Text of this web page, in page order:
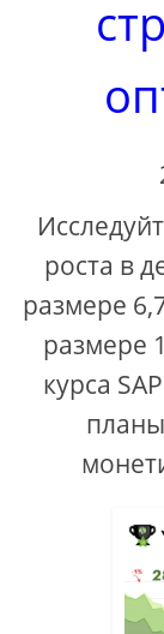
роста в
размере
размере
курса